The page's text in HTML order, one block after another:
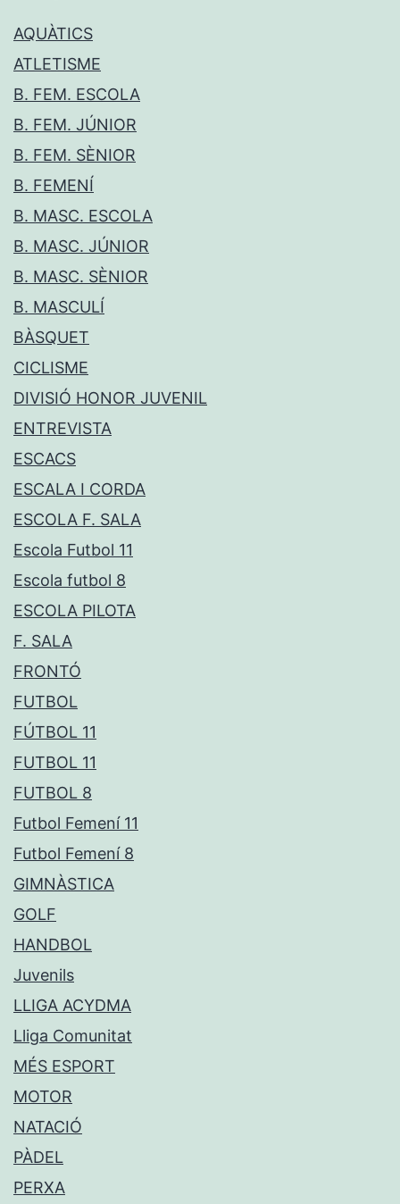
AQUÀTICS
ATLETISME
B. FEM. ESCOLA
B. FEM. JÚNIOR
B. FEM. SÈNIOR
B. FEMENÍ
B. MASC. ESCOLA
B. MASC. JÚNIOR
B. MASC. SÈNIOR
B. MASCULÍ
BÀSQUET
CICLISME
DIVISIÓ HONOR JUVENIL
ENTREVISTA
ESCACS
ESCALA I CORDA
ESCOLA F. SALA
Escola Futbol 11
Escola futbol 8
ESCOLA PILOTA
F. SALA
FRONTÓ
FUTBOL
FÚTBOL 11
FUTBOL 11
FUTBOL 8
Futbol Femení 11
Futbol Femení 8
GIMNÀSTICA
GOLF
HANDBOL
Juvenils
LLIGA ACYDMA
Lliga Comunitat
MÉS ESPORT
MOTOR
NATACIÓ
PÀDEL
PERXA